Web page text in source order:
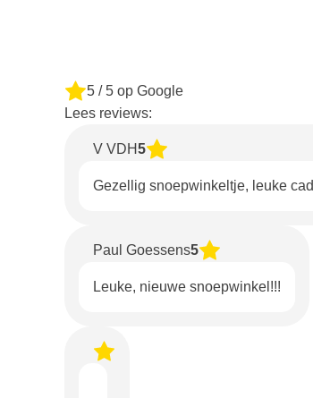
5 / 5 op Google
Lees reviews:
V VDH5
Gezellig snoepwinkeltje, leuke
Paul Goessens5
Leuke, nieuwe snoepwinkel!!!